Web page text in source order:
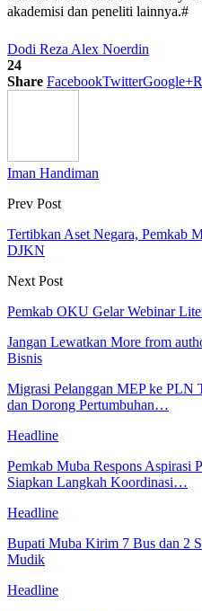
akademisi dan peneliti lainnya.#
Dodi Reza Alex Noerdin
24
Share FacebookTwitterGoogle+
Iman Handiman
Prev Post
Tertibkan Aset Negara, Pemkab
DJKN
Next Post
Pemkab OKU Gelar Webinar
Jangan Lewatkan More from
Bisnis
Migrasi Pelanggan MEP ke PLN
dan Dorong Pertumbuhan…
Headline
Pemkab Muba Respons Aspirasi
Siapkan Langkah Koordinasi…
Headline
Bupati Muba Kirim 7 Bus dan 2
Mudik
Headline